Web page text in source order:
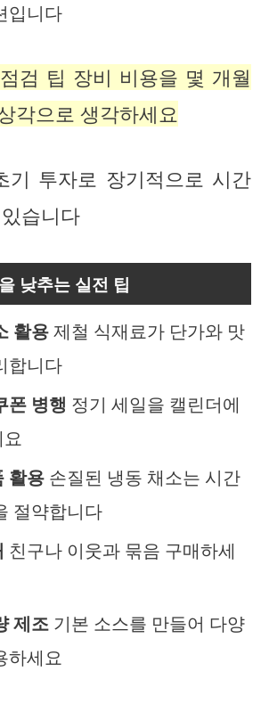
입니다
검 팁 장비 비용을 몇 개월
각으로 생각하세요
기 투자로 장기적으로 시간
습니다
낮추는 실전 팁
활용제철 식재료가 단가와 맛
합니다
폰 병행 정기 세일을 캘린더에
활용 손질된 냉동 채소는 시간
절약합니다
친구나 이웃과 묶음 구매하세
제조 기본 소스를 만들어 다양
하세요